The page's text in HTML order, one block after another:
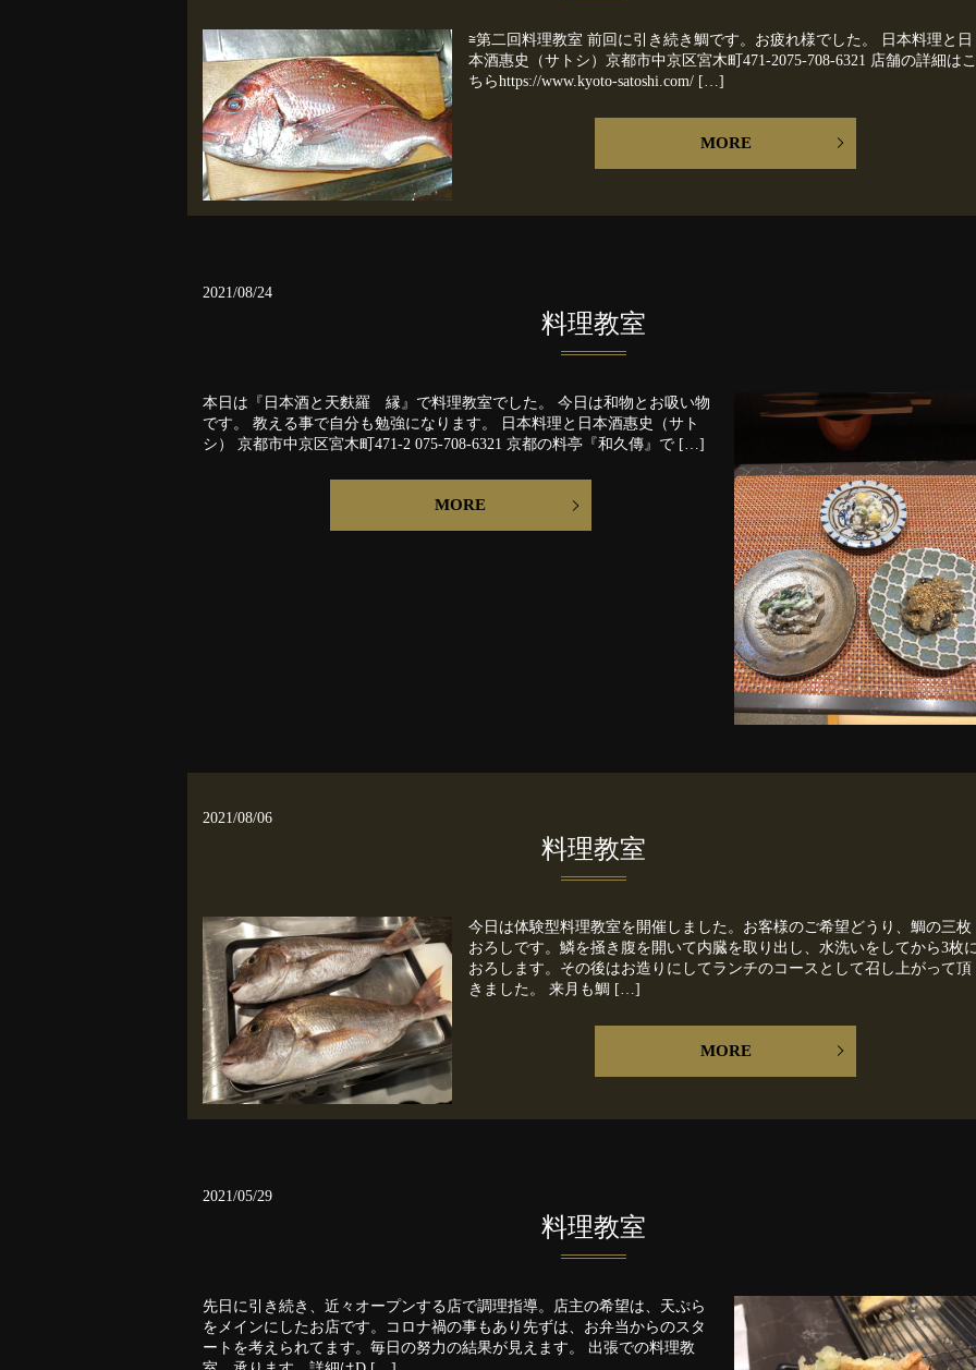
≅第二回料理教室 前回に引き続き鯛です。お疲れ様でした。 日本料理と日
本酒惠史（サトシ）京都市中京区宮木町471-2075-708-6321 店舗の詳細はこ
ちらhttps://www.kyoto-satoshi.com/ […]
MORE
2021/08/24
料理教室
本日は『日本酒と天麩羅 縁』で料理教室でした。 今日は和物とお吸い物
です。 教える事で自分も勉強になります。 日本料理と日本酒惠史（サト
シ） 京都市中京区宮木町471-2 075-708-6321 京都の料亭『和久傳』で […]
MORE
2021/08/06
料理教室
今日は体験型料理教室を開催しました。お客様のご希望どうり、鯛の三枚
おろしです。鱗を掻き腹を開いて内臓を取り出し、水洗いをしてから3枚
おろします。その後はお造りにしてランチのコースとして召し上がって頂
きました。 来月も鯛 […]
MORE
2021/05/29
料理教室
先日に引き続き、近々オープンする店で調理指導。店主の希望は、天ぷら
をメインにしたお店です。コロナ禍の事もあり先ずは、お弁当からのスタ
ートを考えられてます。毎日の努力の結果が見えます。 出張での料理教